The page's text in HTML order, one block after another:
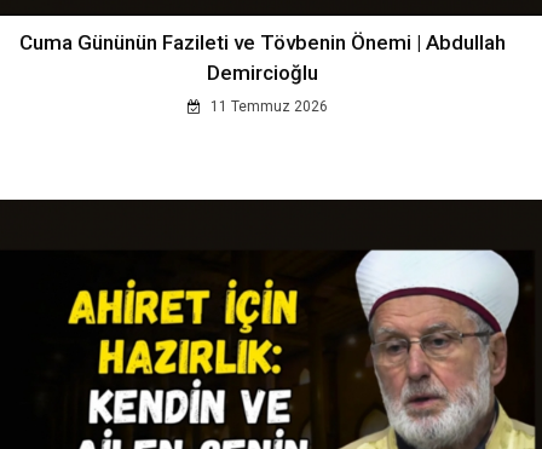
Cuma Gününün Fazileti ve Tövbenin Önemi | Abdullah
Demircioğlu
11 Temmuz 2026